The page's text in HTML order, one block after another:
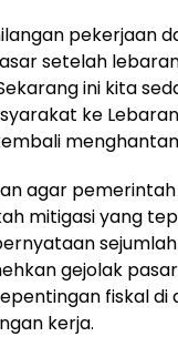
pekerjaan
setelah
ini kita
ke
agar
mitigasi yang
gejolak
fiskal di
kerja.